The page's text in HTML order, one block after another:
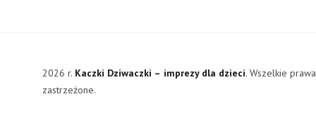
2026 r. Kaczki Dziwaczki – imprezy dla dzieci. Wszelkie prawa
zastrzeżone.